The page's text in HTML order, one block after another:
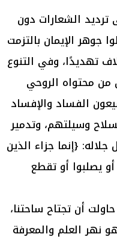
الشعارات دون
جوهر الإيمان بالتزمت
تهديدًا، وفي التنوع
من محتواه الروحي
الفساد والإفساد
وسيلتهم، وتدمير
{إنما جزاء الذين
يصلبوا أو تقطع
أن تجتاح ساحتنا،
نهر العلم والمعرفة